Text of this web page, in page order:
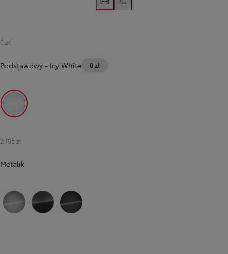
0 zł
Podstawowy - Icy White 0 zł
Icy White
2 195 zł
Metalik